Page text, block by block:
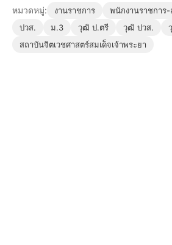
หมวดหมู่: งานราชการ พนักงานราชการ-
ปวส. ม.3 วุฒิ ป.ตรี วุฒิ ปวส.
สถาบันจิตเวชศาสตร์สมเด็จเจ้าพระยา